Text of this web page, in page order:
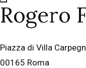
Rogero
Piazza di Villa
00165 Roma